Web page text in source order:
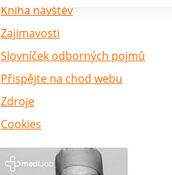
Kniha návštěv
Zajimavosti
Slovníček odborných pojmů
Přispějte na chod webu
Zdroje
Cookies